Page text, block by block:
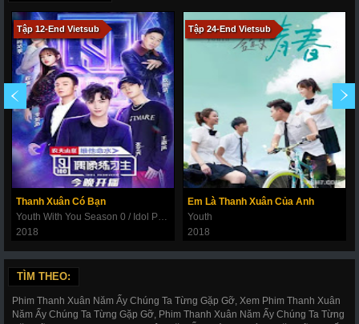
Tập 12-End Vietsub
Thanh Xuân Có Bạn
Youth With You Season 0 / Idol Producer Season 1 / iQiyi Produce 101 Season 1
2018
Tập 24-End Vietsub
Em Là Thanh Xuân Của Anh
Youth
2018
TÌM THEO:
Phim Thanh Xuân Năm Ấy Chúng Ta Từng Gặp Gỡ, Xem Phim Thanh Xuân
Năm Ấy Chúng Ta Từng Gặp Gỡ, Phim Thanh Xuân Năm Ấy Chúng Ta Từng